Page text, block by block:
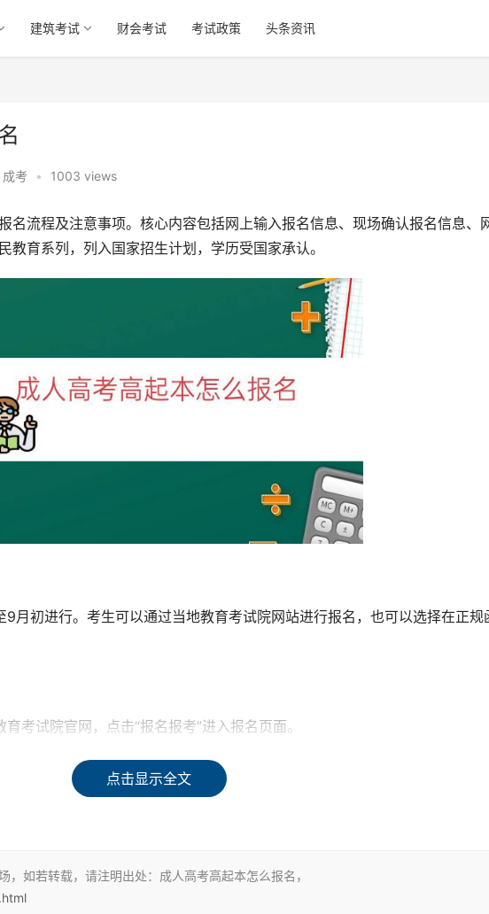
建筑考试 财会考试 考试政策 头条资讯
成考 • 1003 views
名流程及注意事项。核心内容包括网上输入报名信息、现场确认报名信息、
教育系列，列入国家招生计划，学历受国家承认。
月初进行。考生可以通过当地教育考试院网站进行报名，也可以选择在正规
考试院官网，点击“报名报考”进入报名页面。
息输入。
点击显示全文
，如若转载，请注明出处：成人高考高起本怎么报名，